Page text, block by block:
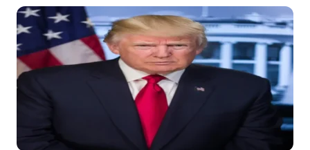
ملتقى
الثقافات
كتاب
يجدد
قراءة